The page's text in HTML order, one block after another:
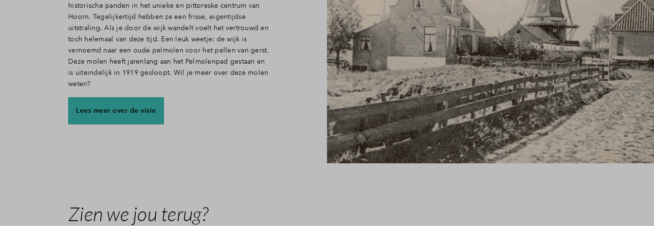
historische panden in het unieke en pittoreske centrum van
Hoorn. Tegelijkertijd hebben ze een frisse, eigentijdse
uitstraling. Als je door de wijk wandelt voelt het vertrouwd en
toch helemaal van deze tijd. Een leuk weetje: de wijk is
vernoemd naar een oude pelmolen voor het pellen van gerst.
Deze molen heeft jarenlang aan het Pelmolenpad gestaan en
is uiteindelijk in 1919 gesloopt. Wil je meer over deze molen
weten?
Lees meer over de visie
Zien we jou terug?